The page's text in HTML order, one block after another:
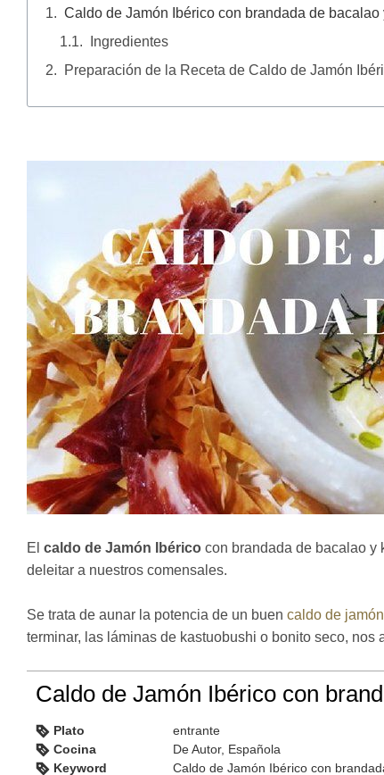
Caldo de Jamón Ibérico con brandada de bacalao
Ingredientes
Preparación de la Receta de Caldo de Jamón
El caldo de Jamón Ibérico con brandada de bacalao y
deleitar a nuestros comensales.
Se trata de aunar la potencia de un buen caldo de
terminar, las láminas de kastuobushi o bonito seco,
Caldo de Jamón Ibérico con
Plato
entrante
Cocina
De Autor, Española
Keyword
Caldo de Jamón Ibérico con